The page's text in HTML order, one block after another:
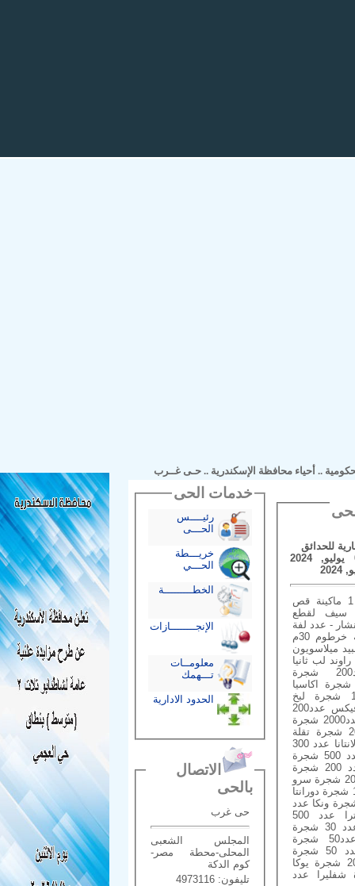
..أحياء محافظة الإسكندرية..حـى غــرب
للحدائق
(عدد 1 ماكينة قص
- عدد6 سيف لقطع
منشار - عدد لفة
خرطوم 80م لفة خرطوم 30م
لب ثانيا
الزراعات: عدد200 شجرة
شجرة اكاسيا
عدد 100 شجرة لبخ
عدد200 شجرة فيكس عدد200
شجرة بنجامينا عدد2000 شجرة
عدد 2000 شجرة تقلة
عدد 500 شجرة لانتانا عدد 300
شجرة كوكانتا عدد 500 شجرة
صبار ايفوربيا عدد 200 شجرة
جاف عدد 200 شجرة سرو
1000 شجرة دورانتا
شجرة ونكا عدد
500 شجرة النترا عدد 500
شجرة دراسينا عدد 30 شجرة
بوتس عامود عدد50 شجرة
كرتون عدس عدد 50 شجرة
عدد 200 شجرة يوكا
عدد
خدمات الحى
رئيــــس
الحـــى
خريـــطة
الحـــي
الخطـــــــــة
الإنجــــــــازات
معلومــات
تـــهمك
الحدود الادارية
الاتصال
بالحى
حى غرب
المجلس الشعبى
المحلى-محطة مصر-
كوم الدكة
تليفون: 4973116